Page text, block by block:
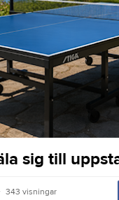
sig till
343 visningar